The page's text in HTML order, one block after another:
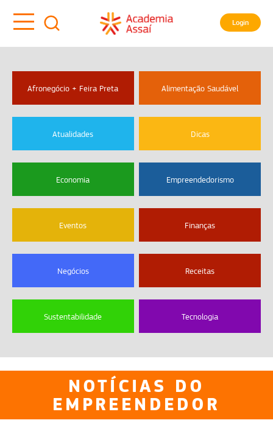
Login
Afronegócio + Feira Preta Alimentação Saudável
Atualidades Dicas
Economia Empreendedorismo
Eventos Finanças
Negócios Receitas
Sustentabilidade Tecnologia
NOTÍCIAS DO
EMPREENDEDOR